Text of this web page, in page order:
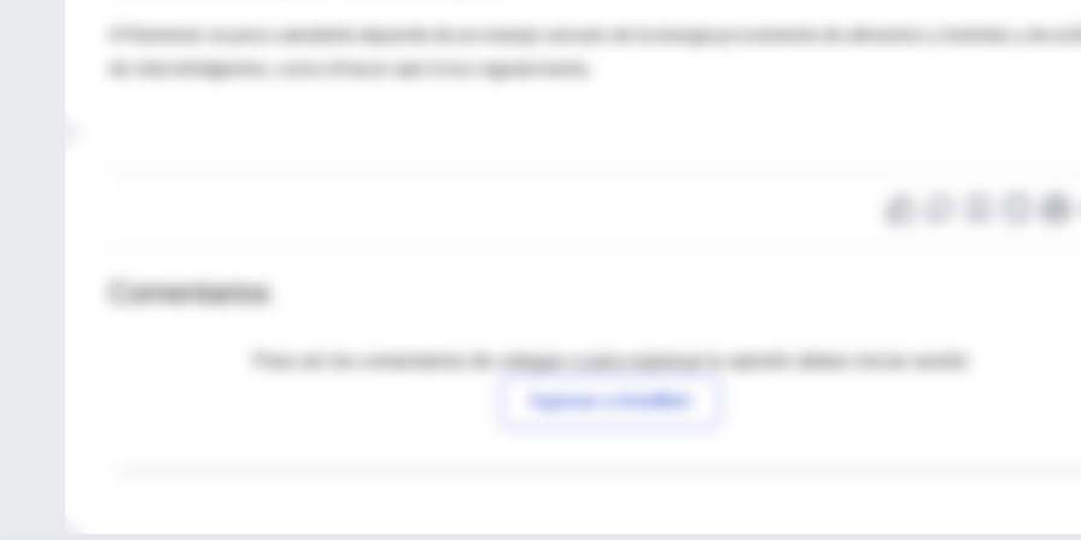
4 Mantener un peso saludable depende de un manejo sensato de la energía proveniente de alimentos y bebidas y de
de vida inteligentes, como el hacer ejercicios regularmente.
Comentarios
Para ver los comentarios de colegas o para expresar tu opinión debes iniciar sesión
Ingresar a IntraMed